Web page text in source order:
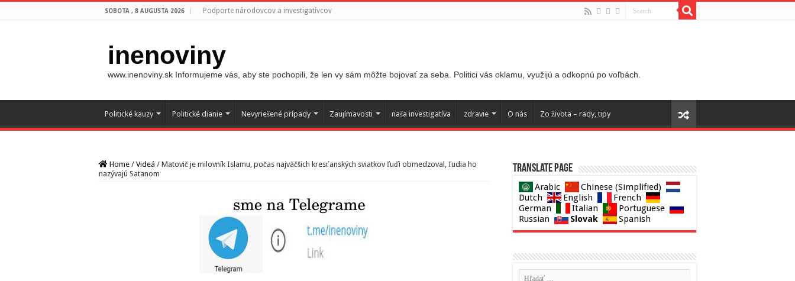
SOBOTA , 8 AUGUSTA 2026 Podporte národovcov a investigatívcov
inenoviny
www.inenoviny.sk Informujeme vás, aby ste pochopili, že len vy sám môžte bojovať za seba. Politici vás oklamu, využijú a odkopnú po voľbách.
Politické kauzy Politické dianie Nevyriešené prípady Zaujímavosti naša investigatíva zdravie O nás Zo života – rady, tipy
Home / Videá / Matovič je milovník Islamu, počas najväčšich kresťanských sviatkov ľuďi obmedzoval, ľudia ho
nazývajú Satanom
Translate page
Arabic
Chinese (Simplified)
Dutch
English
French
German
Italian
Portuguese
Russian
Slovak Spanish